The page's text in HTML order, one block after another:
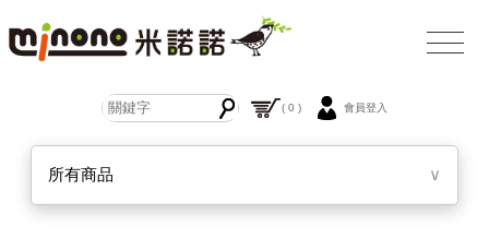
( 0 ) 會員登入
所有商品 ∨